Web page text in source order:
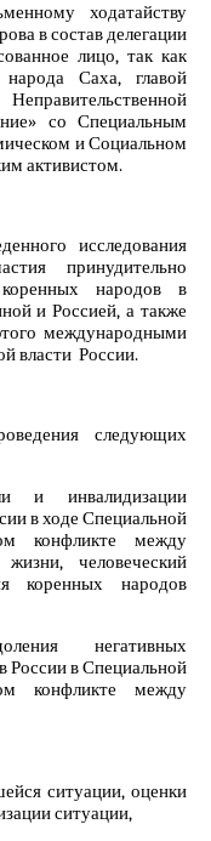
ходатайству
в состав делегации
лицо, так как
народа Саха, главой
со Специальным
и Социальном
активистом.
исследования
принудительно
народов в
и Россией, а также
международными
власти России.
следующих
и инвалидизации
в ходе Специальной
конфликте между
человеческий
коренных народов
негативных
России в Специальной
конфликте между
ситуации, оценки
ситуации,